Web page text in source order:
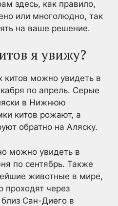
здесь, как правило,
или многолюдно, так
на ваше решение.
я увижу?
китов можно увидеть в
по апрель. Серые
в Нижнюю
китов рожают, а
обратно на Аляску.
можно увидеть в
по сентябрь. Также
животные в мире,
проходят через
Сан-Диего в